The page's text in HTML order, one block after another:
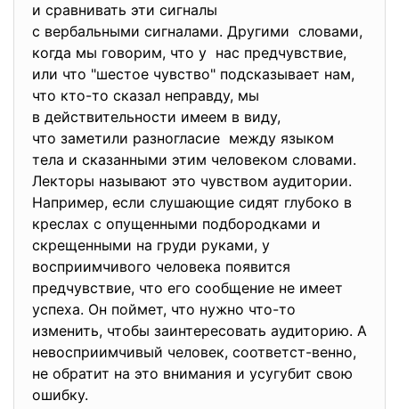
и сравнивать эти сигналы
с вербальными сигналами. Другими словами,
когда мы говорим, что у нас предчувствие,
или что "шестое чувство" подсказывает нам,
что кто-то сказал неправду, мы
в действительности имеем в виду,
что заметили разногласие между языком
тела и сказанными этим человеком словами.
Лекторы называют это чувством аудитории.
Например, если слушающие сидят глубоко в
креслах с опущенными подбородками и
скрещенными на груди руками, у
восприимчивого человека появится
предчувствие, что его сообщение не имеет
успеха. Он поймет, что нужно что-то
изменить, чтобы заинтересовать аудиторию. А
невосприимчивый человек, соответст-венно,
не обратит на это внимания и усугубит свою
ошибку.